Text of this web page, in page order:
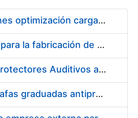
Pliego condiciones optimización cargas compras firmado
Acuerdo marco para la fabricación de piezas
Suministro de Protectores Auditivos a medida para las personas trabajadoras de los Centros de Trabajo de Madrid y Burgos
Suministro de gafas graduadas antiproyecciones para los trabajadores de la FNMT-RCM en los centros de trabajo de Madrid y Burgos